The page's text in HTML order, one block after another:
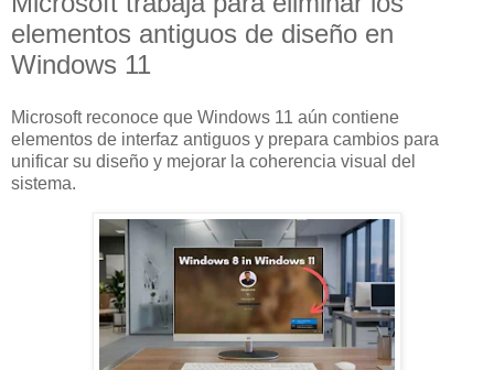
elementos antiguos de diseño en
Windows 11
Microsoft reconoce que Windows 11 aún contiene
elementos de interfaz antiguos y prepara cambios para
unificar su diseño y mejorar la coherencia visual del
sistema.